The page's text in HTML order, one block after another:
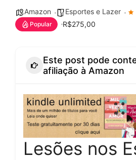
Amazon Esportes e Lazer
Popular R$275,00
Este post pode
afiliação à Amazon
Lesões nos